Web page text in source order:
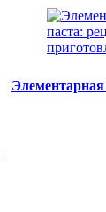
Элементарная